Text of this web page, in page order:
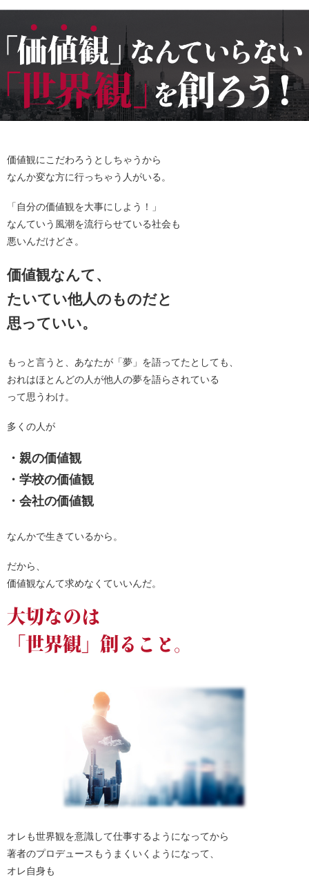
価値観にこだわろうとしちゃうから
なんか変な方に行っちゃう人がいる。
「自分の価値観を大事にしよう！」
なんていう風潮を流行らせている社会も
悪いんだけどさ。
価値観なんて、
たいてい他人のものだと
思っていい。
もっと言うと、あなたが「夢」を語ってたとしても、
おれはほとんどの人が他人の夢を語らされている
って思うわけ。
多くの人が
・親の価値観
・学校の価値観
・会社の価値観
なんかで生きているから。
だから、
価値観なんて求めなくていいんだ。
大切なのは
「世界観」創ること。
オレも世界観を意識して仕事するようになってから
著者のプロデュースもうまくいくようになって、
オレ自身も